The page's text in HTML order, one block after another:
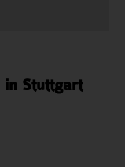
in Stuttgart